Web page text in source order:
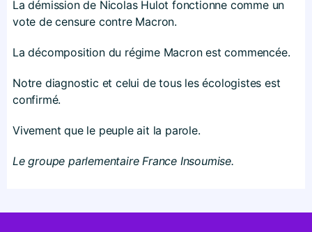
La démission de Nicolas Hulot fonctionne comme un
vote de censure contre Macron.
La décomposition du régime Macron est commencée.
Notre diagnostic et celui de tous les écologistes est
confirmé.
Vivement que le peuple ait la parole.
Le groupe parlementaire France Insoumise.